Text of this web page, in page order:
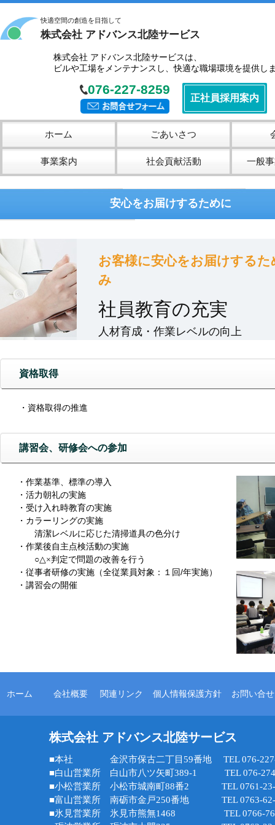
快適空間の創造を目指して
株式会社 アドバンス北陸サービス
株式会社 アドバンス北陸サービスは、
ビルや工場をメンテナンスし、快適な職場環境を提供し
076-227-8259
正社員採用案内
ホーム ごあいさつ
事業案内 社会貢献活動 一般
安心をお届けするために
お客様に安心をお届けするた
み
社員教育の充実
人材育成・作業レベルの向上
資格取得
・資格取得の推進
講習会、研修会への参加
・作業基準、標準の導入
・活力朝礼の実施
・受け入れ時教育の実施
・カラーリングの実施
清潔レベルに応じた清掃道具の色分け
・作業後自主点検活動の実施
○△×判定で問題の改善を行う
・従事者研修の実施（全従業員対象：１回/年実施）
・講習会の開催
ホーム 会社概要 関連リンク 個人情報保護方針 お問い合せ
株式会社 アドバンス北陸サービス
■本社 金沢市保古二丁目59番地 TEL 076-227-
■白山営業所 白山市八ツ矢町389-1 TEL 076-
■小松営業所 小松市城南町88番2 TEL 0761-23-
■富山営業所 南砺市金戸250番地 TEL 0763-62-
■氷見営業所 氷見市熊無1468 TEL 0766-76-